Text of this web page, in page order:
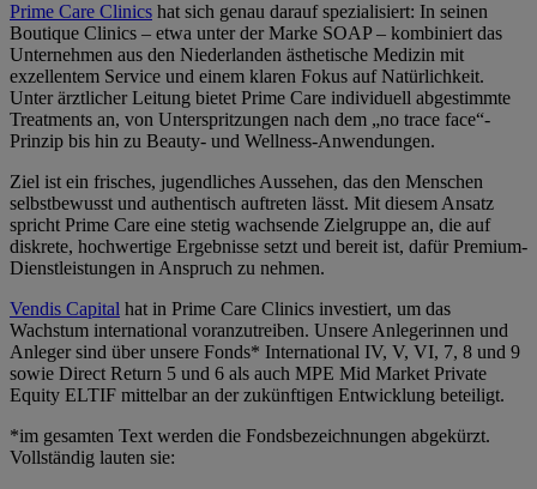
Prime Care Clinics hat sich genau darauf spezialisiert: In seinen
Boutique Clinics – etwa unter der Marke SOAP – kombiniert das
Unternehmen aus den Niederlanden ästhetische Medizin mit
exzellentem Service und einem klaren Fokus auf Natürlichkeit.
Unter ärztlicher Leitung bietet Prime Care individuell abgestimmte
Treatments an, von Unterspritzungen nach dem „no trace face“-
Prinzip bis hin zu Beauty- und Wellness-Anwendungen.
Ziel ist ein frisches, jugendliches Aussehen, das den Menschen
selbstbewusst und authentisch auftreten lässt. Mit diesem Ansatz
spricht Prime Care eine stetig wachsende Zielgruppe an, die auf
diskrete, hochwertige Ergebnisse setzt und bereit ist, dafür Premium-
Dienstleistungen in Anspruch zu nehmen.
Vendis Capital hat in Prime Care Clinics investiert, um das
Wachstum international voranzutreiben. Unsere Anlegerinnen und
Anleger sind über unsere Fonds* International IV, V, VI, 7, 8 und 9
sowie Direct Return 5 und 6 als auch MPE Mid Market Private
Equity ELTIF mittelbar an der zukünftigen Entwicklung beteiligt.
*im gesamten Text werden die Fondsbezeichnungen abgekürzt.
Vollständig lauten sie: